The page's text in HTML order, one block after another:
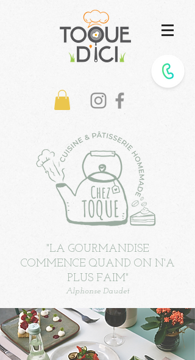
"LA GOURMANDISE
COMMENCE QUAND ON N'A
PLUS FAIM"
Alphonse Daudet